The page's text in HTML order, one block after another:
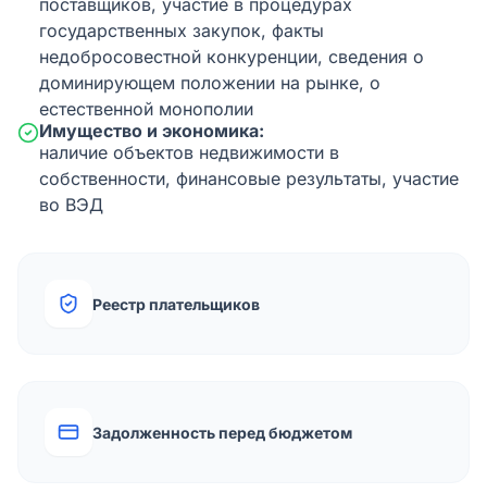
поставщиков, участие в процедурах
государственных закупок, факты
недобросовестной конкуренции, сведения о
доминирующем положении на рынке, о
естественной монополии
Имущество и экономика:
наличие объектов недвижимости в
собственности, финансовые результаты, участие
во ВЭД
Реестр плательщиков
Задолженность перед бюджетом